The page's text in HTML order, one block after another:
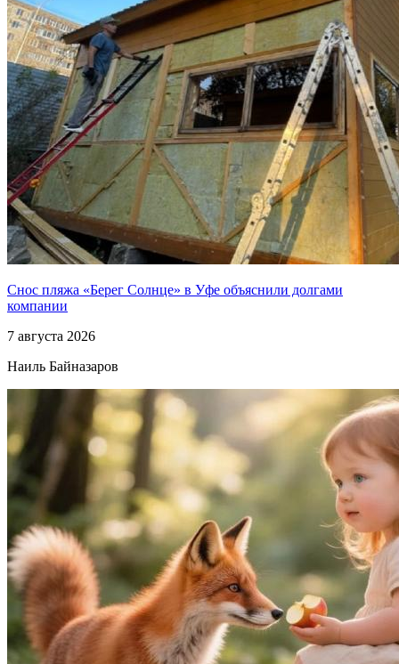
Снос пляжа «Берег Солнце» в Уфе объяснили долгами
компании
7 августа 2026
Наиль Байназаров